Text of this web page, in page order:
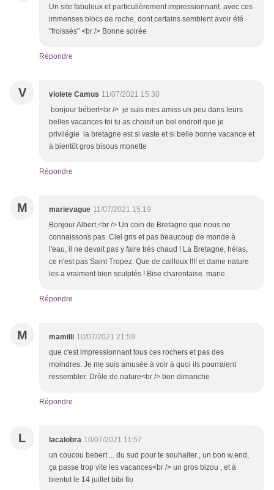
Un site fabuleux et particulièrement impressionnant. avec ces
immenses blocs de roche, dont certains semblent avoir été
"froissés" <br /> Bonne soirée
Répondre
V violete Camus 11/07/2021 15:30
bonjour bébert<br /> je suis mes amiss un peu dans leurs
belles vacances toi tu as choisit un bel endroit que je
privilégie la bretagne est si vaste et si belle bonne vacance et
à bientôt gros bisous monette
Répondre
M marievague 11/07/2021 15:19
Bonjour Albert,<br /> Un coin de Bretagne que nous ne
connaissons pas. Ciel gris et pas beaucoup de monde à
l'eau, il ne devait pas y faire très chaud ! La Bretagne, hélas,
ce n'est pas Saint Tropez. Que de cailloux !!!! et dame nature
les a vraiment bien sculptés ! Bise charentaise. marie
Répondre
M mamilli 10/07/2021 21:59
que c'est impressionnant tous ces rochers et pas des
moindres. Je me suis amusée à voir à quoi ils pourraient
ressembler. Drôle de nature<br /> bon dimanche
Répondre
L lacalobra 10/07/2021 11:57
un coucou bebert ... du sud pour te souhaiter , un bon w.end,
ça passe trop vite les vacances<br /> un gros bizou , et à
bientot le 14 juillet bibi flo